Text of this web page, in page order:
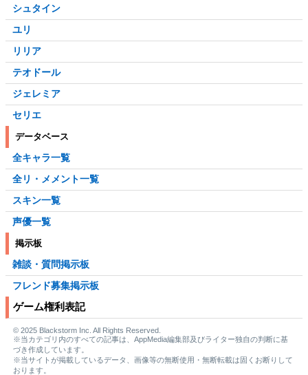
シュタイン
ユリ
リリア
テオドール
ジェレミア
セリエ
データベース
全キャラ一覧
全リ・メメント一覧
スキン一覧
声優一覧
掲示板
雑談・質問掲示板
フレンド募集掲示板
ゲーム権利表記
© 2025 Blackstorm Inc. All Rights Reserved.
※当カテゴリ内のすべての記事は、AppMedia編集部及びライター独自の判断に基
づき作成しています。
※当サイトが掲載しているデータ、画像等の無断使用・無断転載は固くお断りして
おります。